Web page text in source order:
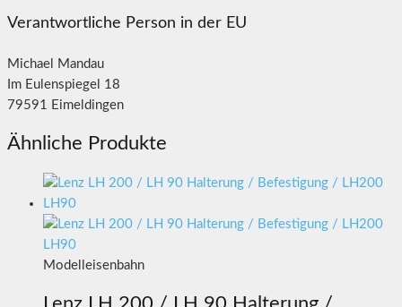
Verantwortliche Person in der EU
Michael Mandau
Im Eulenspiegel 18
79591 Eimeldingen
Ähnliche Produkte
Modelleisenbahn